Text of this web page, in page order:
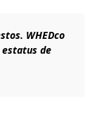
WHEDco
estatus de